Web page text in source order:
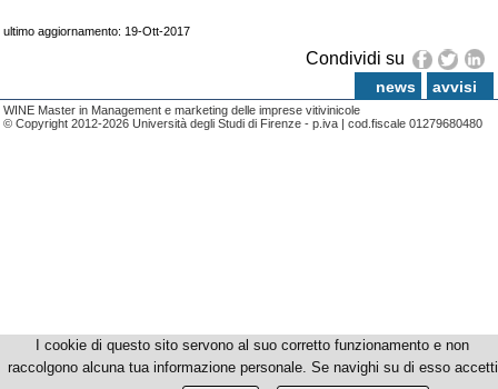
ultimo aggiornamento: 19-Ott-2017
Condividi su
news avvisi
WINE Master in Management e marketing delle imprese vitivinicole
© Copyright 2012-2026 Università degli Studi di Firenze - p.iva | cod.fiscale 01279680480
I cookie di questo sito servono al suo corretto funzionamento e non
raccolgono alcuna tua informazione personale. Se navighi su di esso accetti